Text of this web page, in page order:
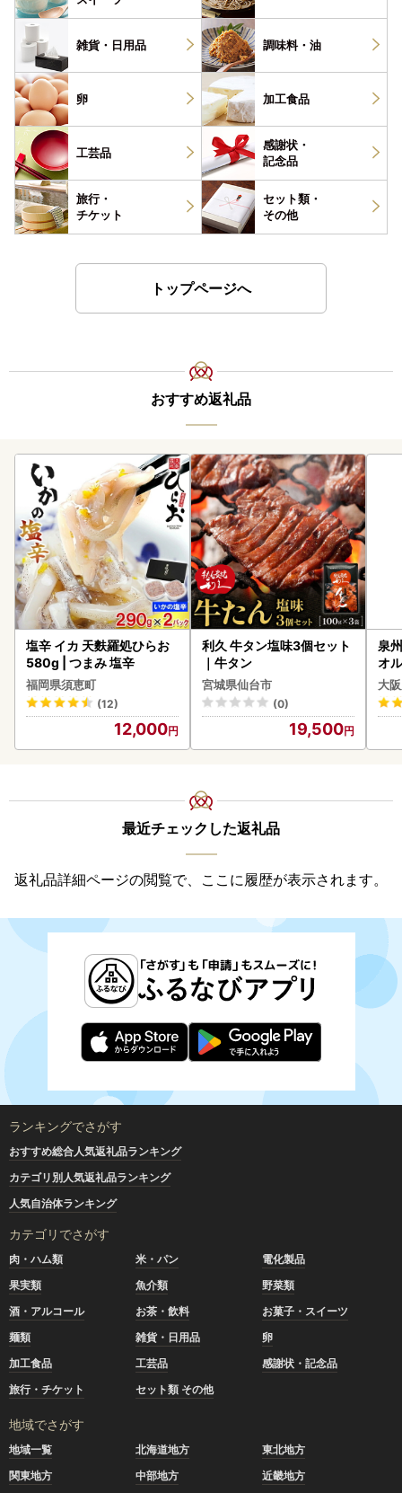
雑貨・ 日用品 調味料・ 油
卵 加工食品
工芸品
感謝状・
記念品
旅行・
チケット
セット類・
その他
トップページへ
おすすめ返礼品
塩辛 イカ 天麩羅処ひらお
580g | つまみ 塩辛
福岡県須恵町
(12)
12,000
利久 牛タン塩味3個セット
｜牛タン
宮城県仙台市
(0)
19,500
泉
オ
大
最近チェックした返礼品
返礼品詳細ページの閲覧で、ここに履歴が表示されます。
ランキングでさがす
おすすめ総合人気返礼品ランキング
カテゴリ別人気返礼品ランキング
人気自治体ランキング
カテゴリでさがす
肉・ハム類 米・パン
電化製品
果実類
魚介類
野菜類
酒・アルコール
お茶・飲料
お菓子・スイーツ
麺類
雑貨・日用品
卵
加工食品
工芸品
感謝状・記念品
旅行・チケット
セット類 その他
地域でさがす
地域一覧 北海道地方
東北地方
関東地方
中部地方
近畿地方